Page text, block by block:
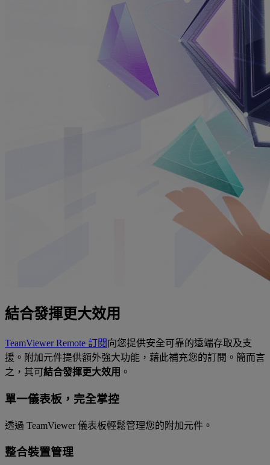
結合發揮更大效用
TeamViewer Remote 訂閱向您提供安全可靠的遠端存取及支
援。附加元件提供額外強大功能，藉此補充您的訂閱。簡而言
之，其可結合發揮更大效用 。
單一儀表板，完全掌控
透過 TeamViewer 儀表板輕鬆管理您的附加元件。
整合裝置管理